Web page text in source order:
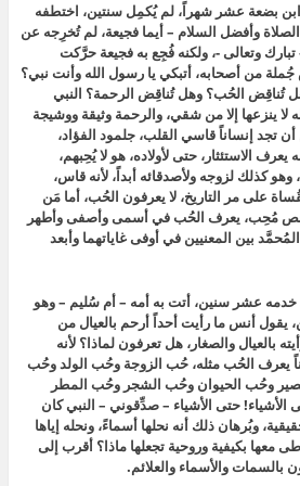
ابن بضعة عشر شهراً، لم يُكمِل سنتين، اختطفه
وأفضل السلام – أيما فجيعة، لم تُخرِجه عن
وتعالى -، ولكنه فُجِع به فجيعة حرَّكت
من أصحابه، أتبكي يا رسول الله وأنت نبي؟
تُناقِض الحُب؟ وهل تُناقِض الرحمة؟ النبي
لا ينزعها إلا من شقي، والرحمة وثيقة ووشيجة
أن تجد إنساناً قاسي القلب، جلمود الفؤاد،
الاستئثار، حتى لأولاده، هو لا يُحِبهم،
كذلك لزوجه ولأصدقائه أبداً، لأنه قاس،
على مر التاريخ، لا يعرفون الحُب، أما مَن
مُحِب، يعرف الحُب في أسمى وأصفى وأطهر
بين المعنيين في أوفى غاياتهما وأبعد
خدمه عشر سنين، أتت به أمه – أم سُليم – وهو
أنس ما رأيت أحداً أرحم بالعيال من
بالعيال والصغار، هل تعرفون لماذا؟ لأنه
يعرف الحُب مثله، حُب الزوجة وحُب الولد وحُب
وحُب الحيوان وحُب الشجر وحُب المطر
حتى الأشياء – صدِّقوني – النبي كان
وبُرهان ذلك أنه نحلها أسماءً، ونحله إياها
معها بكيفية وروحية تجعلها ماذا؟ أقرب إلى
بالسمات والأسماء والعلائم.